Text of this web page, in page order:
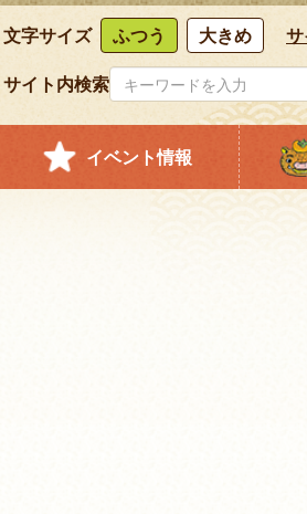
文字サイズ ふつう 大きめ
サイト内検索
イベント情報